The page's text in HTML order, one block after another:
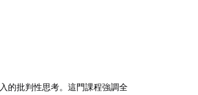
的批判性思考。這門課程強調全